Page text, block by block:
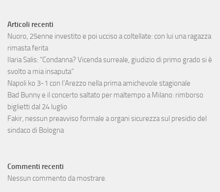
Articoli recenti
Nuoro, 25enne investito e poi ucciso a coltellate: con lui una ragazza
rimasta ferita
Ilaria Salis: “Condanna? Vicenda surreale, giudizio di primo grado si è
svolto a mia insaputa”
Napoli ko 3-1 con l’Arezzo nella prima amichevole stagionale
Bad Bunny e il concerto saltato per maltempo a Milano: rimborso
biglietti dal 24 luglio
Fakir, nessun preavviso formale a organi sicurezza sul presidio del
sindaco di Bologna
Commenti recenti
Nessun commento da mostrare.